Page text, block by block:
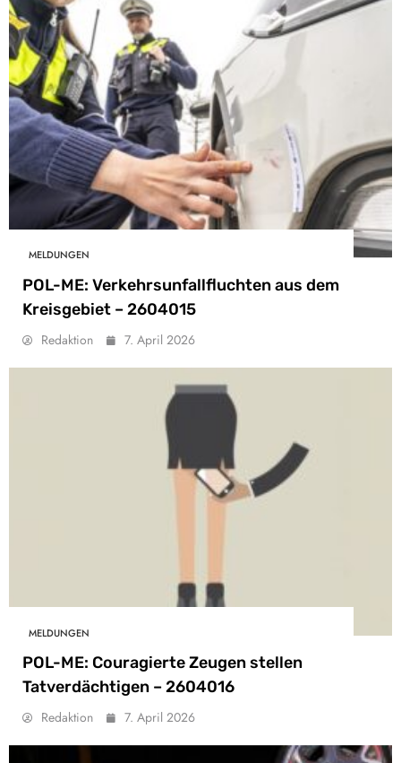
MELDUNGEN
POL-ME: Verkehrsunfallfluchten aus dem
Kreisgebiet – 2604015
Redaktion 7. April 2026
MELDUNGEN
POL-ME: Couragierte Zeugen stellen
Tatverdächtigen – 2604016
Redaktion 7. April 2026